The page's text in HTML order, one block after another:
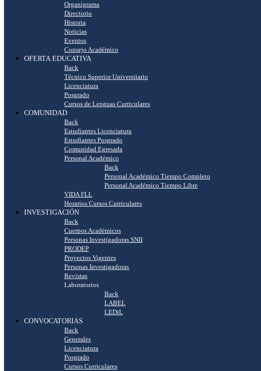
Organigrama
Directorio
Historia
Noticias
Eventos
Consejo Académico
OFERTA EDUCATIVA
Back
Técnico Superior Universitario
Licenciatura
Posgrado
Cursos de Lenguas Curriculares
COMUNIDAD
Back
Estudiantes Licenciatura
Estudiantes Posgrado
Comunidad Egresada
Personal Académico
Back
Personal Académico Tiempo Completo
Personal Académico Tiempo Libre
VIDA FLL
Horarios Cursos Curriculares
INVESTIGACIÓN
Back
Cuerpos Académicos
Personas Investigadoras SNII
PRODEP
Proyectos Vigentes
Personas Investigadoras
Revistas
Laboratorios
Back
LABEL
LEDiL
CONVOCATORIAS
Back
Generales
Licenciatura
Posgrado
Cursos Curriculares